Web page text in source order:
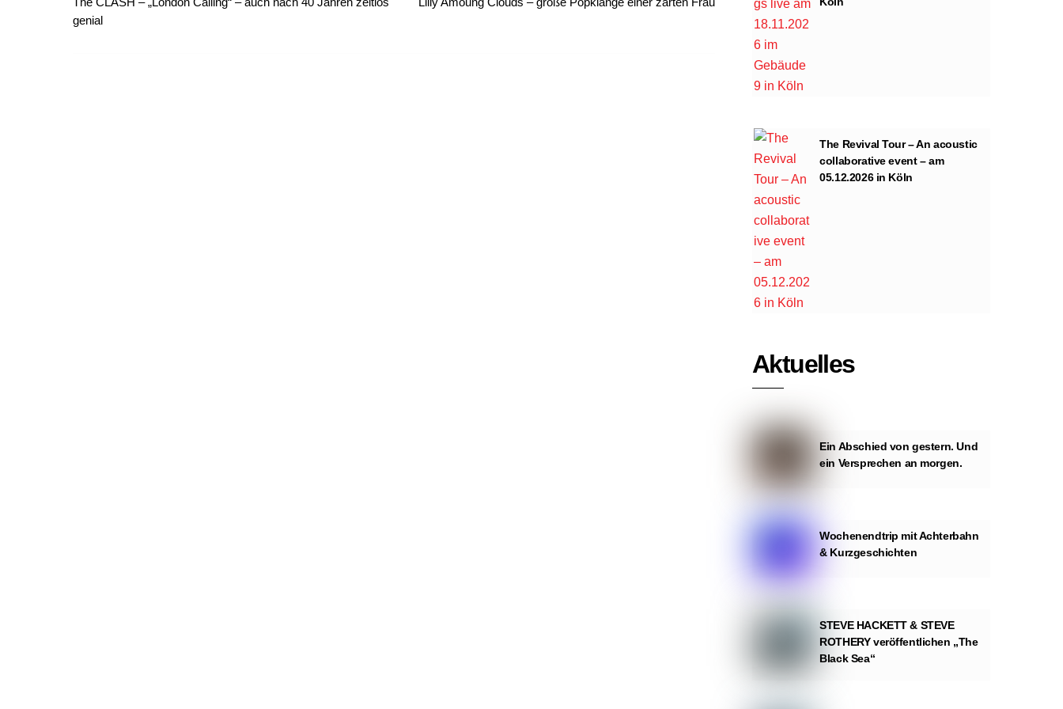
genial
The Revival Tour – An acoustic
collaborative event – am
05.12.2026 in Köln
Aktuelles
Ein Abschied von gestern. Und
ein Versprechen an morgen.
Wochenendtrip mit Achterbahn
& Kurzgeschichten
STEVE HACKETT & STEVE
ROTHERY veröffentlichen „The
Black Sea“